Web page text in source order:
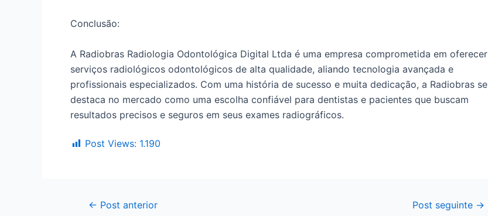
Conclusão:
A Radiobras Radiologia Odontológica Digital Ltda é uma empresa comprometida em oferecer
serviços radiológicos odontológicos de alta qualidade, aliando tecnologia avançada e
profissionais especializados. Com uma história de sucesso e muita dedicação, a Radiobras se
destaca no mercado como uma escolha confiável para dentistas e pacientes que buscam
resultados precisos e seguros em seus exames radiográficos.
Post Views: 1.190
← Post anterior Post seguinte →